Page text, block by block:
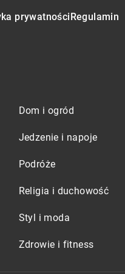
prywatnościRegulamin
Dom i ogród
Jedzenie i napoje
Podróże
Religia i duchowość
Styl i moda
Zdrowie i fitness